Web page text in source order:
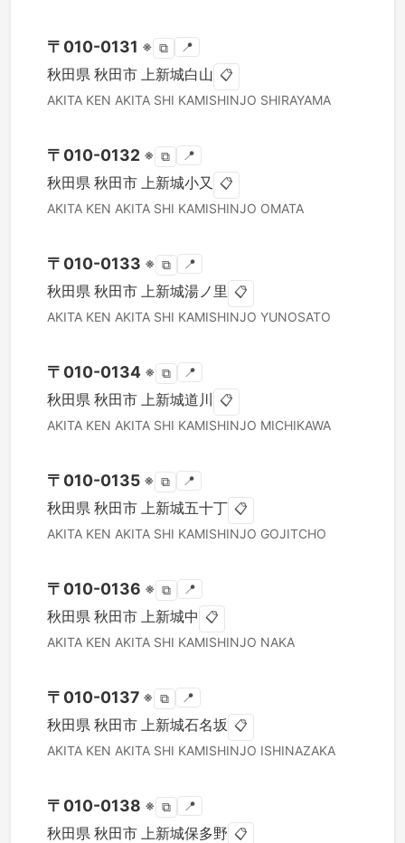
〒 010-0131 ※ ⧉ 📍
秋田県 秋田市 上新城白山 📋
AKITA KEN AKITA SHI KAMISHINJO SHIRAYAMA
〒 010-0132 ※ ⧉ 📍
秋田県 秋田市 上新城小又 📋
AKITA KEN AKITA SHI KAMISHINJO OMATA
〒 010-0133 ※ ⧉ 📍
秋田県 秋田市 上新城湯ノ里 📋
AKITA KEN AKITA SHI KAMISHINJO YUNOSATO
〒 010-0134 ※ ⧉ 📍
秋田県 秋田市 上新城道川 📋
AKITA KEN AKITA SHI KAMISHINJO MICHIKAWA
〒 010-0135 ※ ⧉ 📍
秋田県 秋田市 上新城五十丁 📋
AKITA KEN AKITA SHI KAMISHINJO GOJITCHO
〒 010-0136 ※ ⧉ 📍
秋田県 秋田市 上新城中 📋
AKITA KEN AKITA SHI KAMISHINJO NAKA
〒 010-0137 ※ ⧉ 📍
秋田県 秋田市 上新城石名坂 📋
AKITA KEN AKITA SHI KAMISHINJO ISHINAZAKA
〒 010-0138 ※ ⧉ 📍
秋田県 秋田市 上新城保多野 📋